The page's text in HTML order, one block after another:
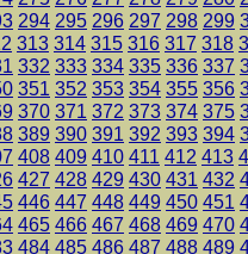
294 295 296 297 298 299
313 314 315 316 317 318
332 333 334 335 336 337
351 352 353 354 355 356
370 371 372 373 374 375
389 390 391 392 393 394
408 409 410 411 412 413
427 428 429 430 431 432
446 447 448 449 450 451
465 466 467 468 469 470
484 485 486 487 488 489